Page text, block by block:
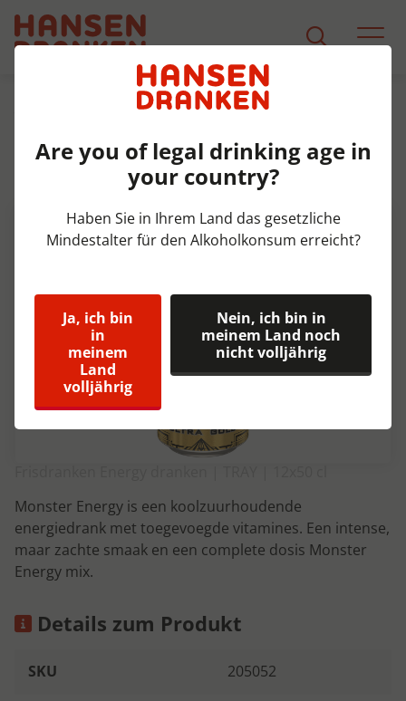
Produkt Detail
Monster Ultra Gold blik Tray
Monster Energy is een koolzuurhoudende
energiedrank met toegevoegde vitamines. Een intense,
maar zachte smaak en een complete dosis Monster
Energy mix.
Details zum Produkt
SKU 205052
Are you of legal drinking age in
your country?
Haben Sie in Ihrem Land das gesetzliche
Mindestalter für den Alkoholkonsum erreicht?
Ja, ich bin
in
meinem
Land
volljährig
Nein, ich bin in
meinem Land noch
nicht volljährig